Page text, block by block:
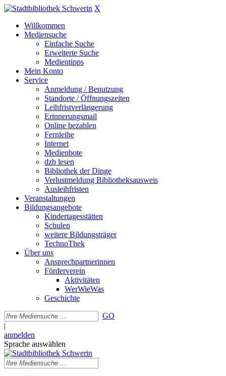
X
Willkommen
Mediensuche
Einfache Suche
Erweiterte Suche
Medientipps
Mein Konto
Service
Anmeldung / Benutzung
Standorte / Öffnungszeiten
Leihfristverlängerung
Erinnerungsmail
Online bezahlen
Fernleihe
Internet
Medienbote
dzb lesen
Bibliothek der Dinge
Verlustmeldung Bibliotheksausweis
Ausleihfristen
Veranstaltungen
Bildungsangebote
Kindertagesstätten
Schulen
weitere Bildungsträger
TechnoThek
Über uns
Ansprechpartnerinnen
Förderverein
Aktivitäten
WerWieWas
Geschichte
GO
|
anmelden
Sprache auswählen